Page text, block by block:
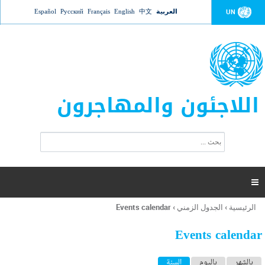
Jump to navigation UN العربية 中文
English
Français
Русский
Español
اللاجئون والمهاجرون
ت
ر
ل
ح
ب

أنت
هنا
الرئيسية › الجدول الزمني ›
Events calendar
Events calendar